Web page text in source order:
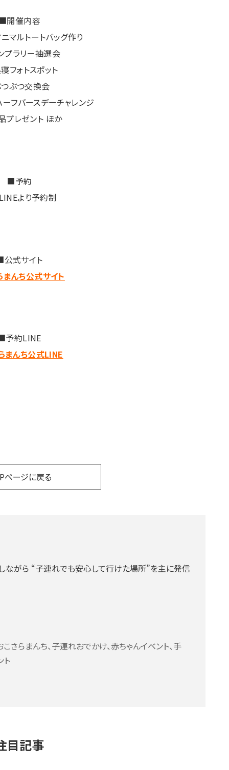
■開催内容
マルトートバッグ作り
プラリー抽選会
フォトスポット
つぶつ交換会
ーフバースデーチャレンジ
プレゼント ほか
■予約
より予約制
式サイト
まんち公式サイト
予約LINE
まんち公式LINE
ページに戻る
ながら “子連れでも安心して行けた場所”を主に発信
さらまんち、子連れおでかけ、赤ちゃんイベント、手
ト
目記事